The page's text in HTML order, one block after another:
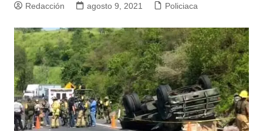
Redacción agosto 9, 2021 Policiaca